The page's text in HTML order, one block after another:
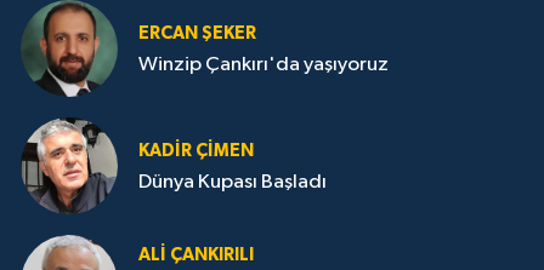
ERCAN ŞEKER
Winzip Çankırı'da yaşıyoruz
KADIR ÇIMEN
Dünya Kupası Başladı
ALI ÇANKIRILI